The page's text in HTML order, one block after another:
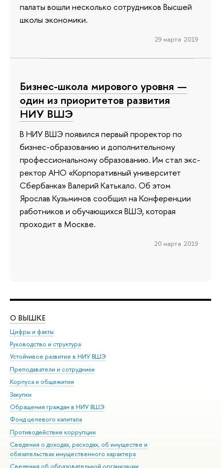
палаты вошли несколько сотрудников Высшей
школы экономики.
29 марта 2019
Бизнес-школа мирового уровня —
один из приоритетов развития
НИУ ВШЭ
В НИУ ВШЭ появился первый проректор по
бизнес-образованию и дополнительному
профессиональному образованию. Им стал экс-
ректор АНО «Корпоративный университет
Сбербанка» Валерий Катькало. Об этом
Ярослав Кузьминов сообщил на Конференции
работников и обучающихся ВШЭ, которая
проходит в Москве.
20 марта 2019
О ВЫШКЕ
Цифры и факты
Руководство и структура
Устойчивое развитие в НИУ ВШЭ
Преподаватели и сотрудники
Корпуса и общежития
Закупки
Обращения граждан в НИУ ВШЭ
Фонд целевого капитала
Противодействие коррупции
Сведения о доходах, расходах, об имуществе и
обязательствах имущественного характера